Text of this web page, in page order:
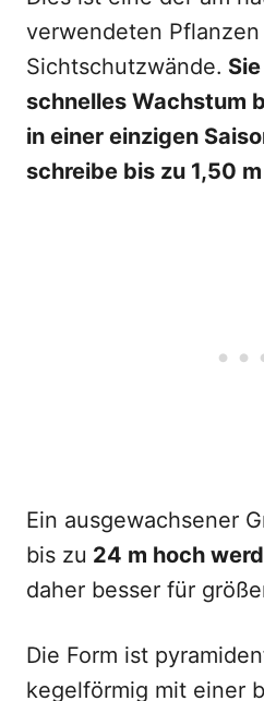
verwendeten
Sichtschutzwände.
schnelles Wachstum
in einer einzigen
schreibe bis zu 1,50
Ein ausgewachsener
bis zu 24 m hoch
daher besser für
Die Form ist
kegelförmig mit einer